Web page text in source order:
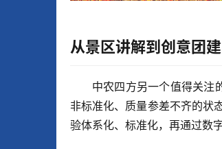
从景区讲解到创意团
中农四方另一个值得关注
非标准化、质量参差不齐的
验体系化、标准化，再通过数